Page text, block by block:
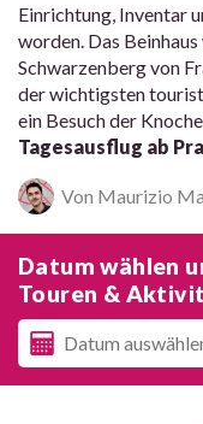
Einrichtung, Inventar
worden. Das
Schwarzenberg von
der wichtigsten
ein Besuch der
Tagesausflug ab
Von Maurizio
Datum wählen
Touren &